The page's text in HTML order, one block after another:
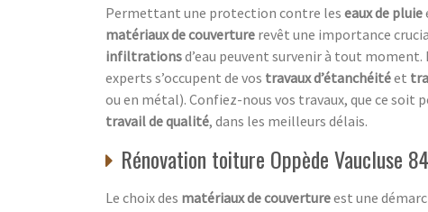
Permettant une protection contre les eaux de pluie
matériaux de couverture revêt une importance
infiltrationsd’eau peuvent survenir à tout moment.
experts s’occupent de vos travaux d’étanchéitéet
ou en métal). Confiez-nous vos travaux, que ce soit
travail de qualité, dans les meilleurs délais.
Rénovation toiture Oppède Vaucluse
Le choix des matériaux de couvertureest une